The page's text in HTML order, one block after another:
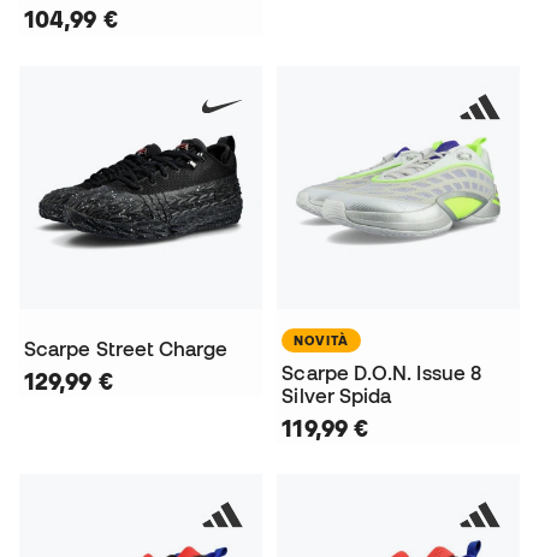
104,99 €
Scarpe Street Charge
129,99 €
NOVITÀ
Scarpe D.O.N. Issue 8
Silver Spida
119,99 €